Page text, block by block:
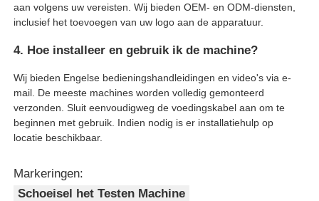
aan volgens uw vereisten. Wij bieden OEM- en ODM-diensten,
inclusief het toevoegen van uw logo aan de apparatuur.
4. Hoe installeer en gebruik ik de machine?
Wij bieden Engelse bedieningshandleidingen en video's via e-
mail. De meeste machines worden volledig gemonteerd
verzonden. Sluit eenvoudigweg de voedingskabel aan om te
beginnen met gebruik. Indien nodig is er installatiehulp op
locatie beschikbaar.
Markeringen:
Schoeisel het Testen Machine